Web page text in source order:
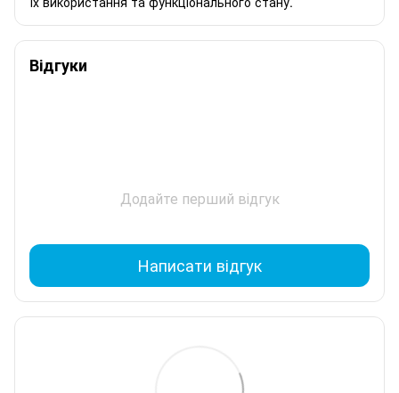
Відгуки
Додайте перший відгук
Написати відгук